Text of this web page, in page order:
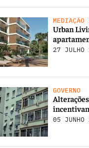
Urban
27 JULHO
GOVERNO
05 JUNHO